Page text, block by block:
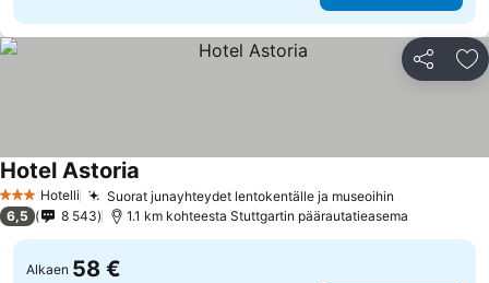
Jaa
3 Tähtiluokitus
Hotelli Suorat junayhteydet lentokentälle ja museoihin
Hotel Astoria
6,5 8 543 1.1 km kohteesta Stuttgartin päärautatieasema
Alkaen 58 €